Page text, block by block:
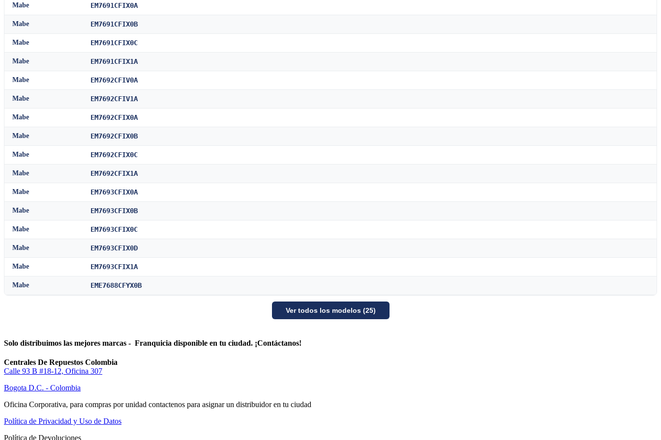
Mabe EM7691CFIX0A
Mabe EM7691CFIX0B
Mabe EM7691CFIX0C
Mabe EM7691CFIX1A
Mabe EM7692CFIV0A
Mabe EM7692CFIV1A
Mabe EM7692CFIX0A
Mabe EM7692CFIX0B
Mabe EM7692CFIX0C
Mabe EM7692CFIX1A
Mabe EM7693CFIX0A
Mabe EM7693CFIX0B
Mabe EM7693CFIX0C
Mabe EM7693CFIX0D
Mabe EM7693CFIX1A
Mabe EME7688CFYX0B
Ver todos los modelos (25)
Solo distribuimos las mejores marcas - Franquicia disponible en tu ciudad. ¡Contáctanos!
Centrales De Repuestos Colombia
Calle 93 B #18-12, Oficina 307
Bogota D.C. - Colombia
Oficina Corporativa, para compras por unidad contactenos para asignar un distribuidor en tu ciudad
Política de Privacidad y Uso de Datos
Política de Devoluciones